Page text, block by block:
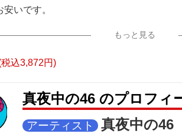
いです。
もっと見る
込3,872円)
真夜中の46 のプロフィ
アーティスト 真夜中の46